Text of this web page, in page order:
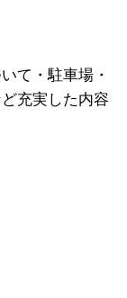
て・駐車場・
充実した内容